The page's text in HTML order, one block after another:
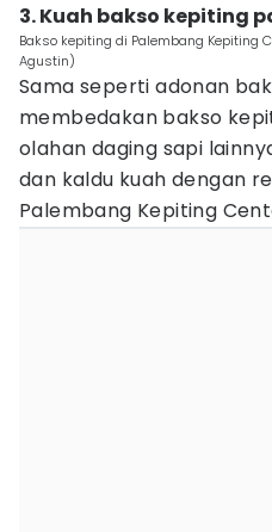
3. Kuah bakso kepiting
Bakso kepiting di Palembang Kepiting
Agustin)
Sama seperti adonan
membedakan bakso
olahan daging sapi
dan kaldu kuah dengan
Palembang Kepiting